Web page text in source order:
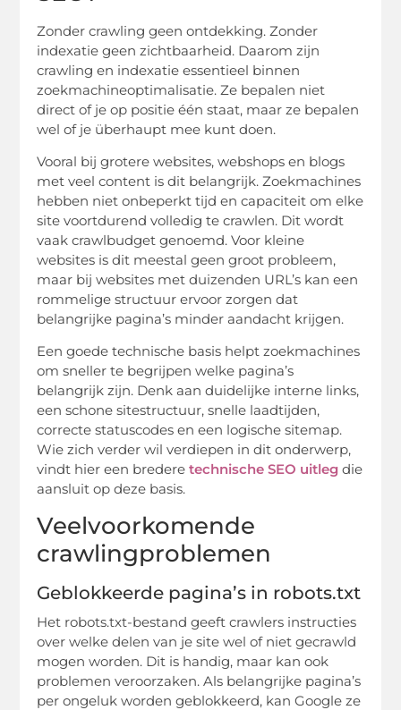
Zonder crawling geen ontdekking. Zonder
indexatie geen zichtbaarheid. Daarom zijn
crawling en indexatie essentieel binnen
zoekmachineoptimalisatie. Ze bepalen niet
direct of je op positie één staat, maar ze bepalen
wel of je überhaupt mee kunt doen.
Vooral bij grotere websites, webshops en blogs
met veel content is dit belangrijk. Zoekmachines
hebben niet onbeperkt tijd en capaciteit om elke
site voortdurend volledig te crawlen. Dit wordt
vaak crawlbudget genoemd. Voor kleine
websites is dit meestal geen groot probleem,
maar bij websites met duizenden URL’s kan een
rommelige structuur ervoor zorgen dat
belangrijke pagina’s minder aandacht krijgen.
Een goede technische basis helpt zoekmachines
om sneller te begrijpen welke pagina’s
belangrijk zijn. Denk aan duidelijke interne links,
een schone sitestructuur, snelle laadtijden,
correcte statuscodes en een logische sitemap.
Wie zich verder wil verdiepen in dit onderwerp,
vindt hier een brederetechnische SEO uitleg die
aansluit op deze basis.
Veelvoorkomende
crawlingproblemen
Geblokkeerde pagina’s in robots.txt
Het robots.txt-bestand geeft crawlers instructies
over welke delen van je site wel of niet gecrawld
mogen worden. Dit is handig, maar kan ook
problemen veroorzaken. Als belangrijke pagina’s
per ongeluk worden geblokkeerd, kan Google ze